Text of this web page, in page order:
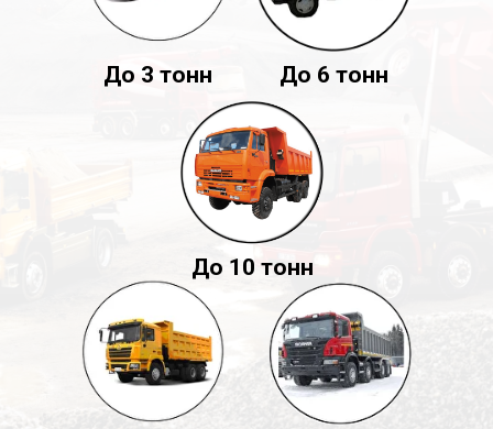
До 3 тонн
До 10 тонн
До 6 тонн